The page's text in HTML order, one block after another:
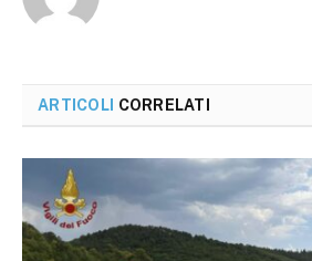
ARTICOLI CORRELATI